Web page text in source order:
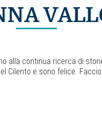
alla continua ricerca di
Cilento e sono felice.